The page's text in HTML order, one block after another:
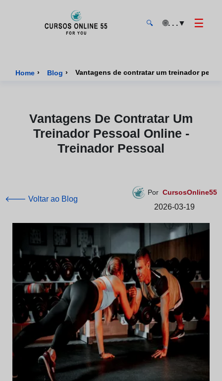
🔍 🌐. . .▼ ☰
Home › Blog › Vantagens de contratar um treinador
Vantagens De Contratar Um
Treinador Pessoal Online -
Treinador Pessoal
🡐 Voltar ao Blog
Por CursosOnline55
2026-03-19